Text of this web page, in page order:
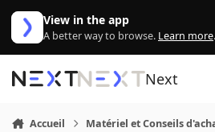
Aller au contenu
View in the app
A better way to browse. Learn more.
Next
Accueil Matériel et Conseils